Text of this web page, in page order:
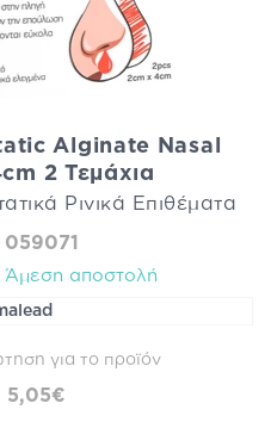
Alginate Nasal
2 Τεμάχια
Ρινικά Επιθέματα
059071
αποστολή
για το προϊόν
5,05€